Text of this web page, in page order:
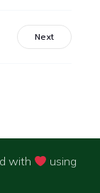
Next
with
using